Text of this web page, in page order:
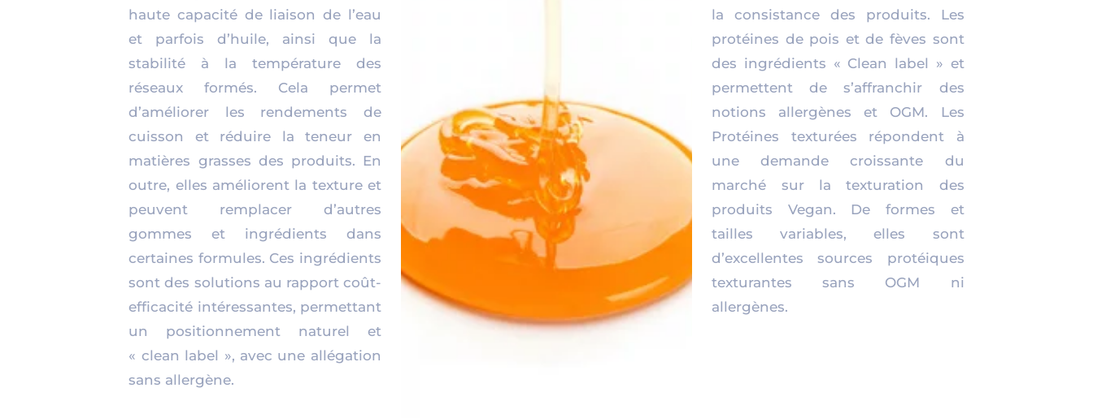
haute capacité de liaison de l’eau
et parfois d’huile, ainsi que la
stabilité à la température des
réseaux formés. Cela permet
d’améliorer les rendements de
cuisson et réduire la teneur en
matières grasses des produits. En
outre, elles améliorent la texture et
peuvent remplacer d’autres
gommes et ingrédients dans
certaines formules. Ces ingrédients
sont des solutions au rapport coût-
efficacité intéressantes, permettant
un positionnement naturel et
« clean label », avec une allégation
sans allergène.
la consistance des produits. Les
protéines de pois et de fèves sont
des ingrédients « Clean label » et
permettent de s’affranchir des
notions allergènes et OGM. Les
Protéines texturées répondent à
une demande croissante du
marché sur la texturation des
produits Vegan. De formes et
tailles variables, elles sont
d’excellentes sources protéiques
texturantes sans OGM ni
allergènes.